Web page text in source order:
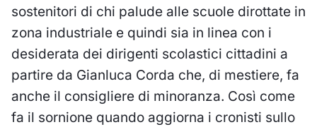
sostenitori di chi palude alle scuole dirottate in
zona industriale e quindi sia in linea con i
desiderata dei dirigenti scolastici cittadini a
partire da Gianluca Corda che, di mestiere, fa
anche il consigliere di minoranza. Così come
fa il sornione quando aggiorna i cronisti sullo